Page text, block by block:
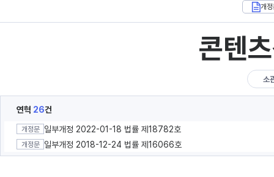
개정
콘텐
소
연혁 26건
개정문 일부개정 2022-01-18 법률 제18782호
개정문 일부개정 2018-12-24 법률 제16066호